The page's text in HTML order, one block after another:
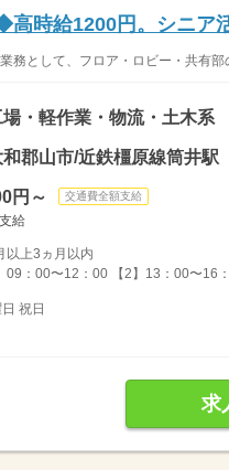
高時給1200円。シニア
務として、フロア・ロビー・共有
・軽作業・物流・土木系
郡山市/近鉄橿原線筒井駅
円～ 交通費全額支給
給
以上3ヵ月以内
09：00〜12：00 【2】13：00〜16
祝日
求